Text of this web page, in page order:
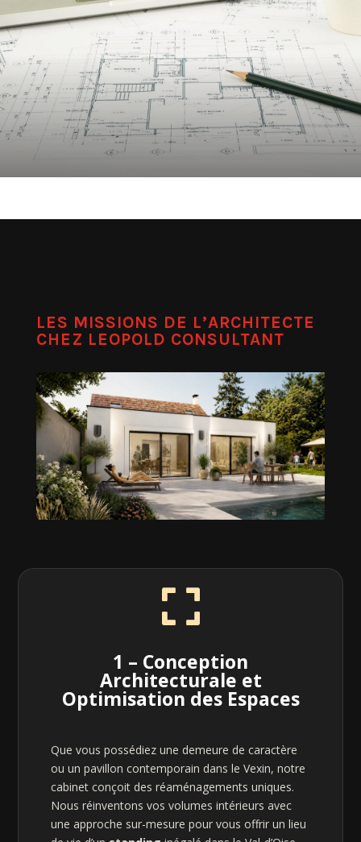
LES MISSIONS DE L’ARCHITECTE
CHEZ LEOPOLD CONSULTANT

1 – Conception
Architecturale et
Optimisation des Espaces
Que vous possédiez une demeure de caractère
ou un pavillon contemporain dans le Vexin, notre
cabinet conçoit des réaménagements uniques.
Nous réinventons vos volumes intérieurs avec
une approche sur-mesure pour vous offrir un lieu